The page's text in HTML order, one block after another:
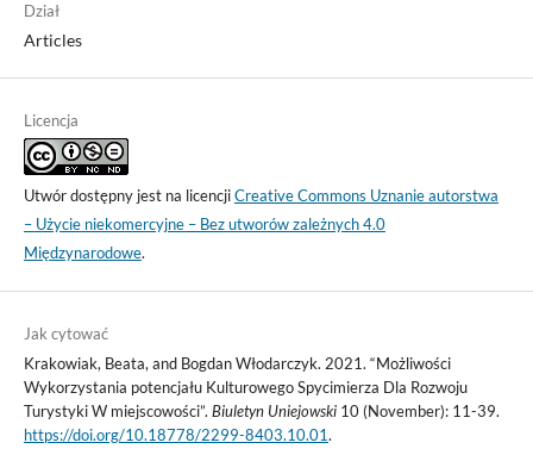
Dział
Articles
Licencja
Utwór dostępny jest na licencjiCreative Commons Uznanie autorstwa
– Użycie niekomercyjne – Bez utworów zależnych 4.0
Międzynarodowe.
Jak cytować
Krakowiak, Beata, and Bogdan Włodarczyk. 2021. “Możliwości
Wykorzystania potencjału Kulturowego Spycimierza Dla Rozwoju
Turystyki W miejscowości”. Biuletyn Uniejowski10 (November): 11-39.
https://doi.org/10.18778/2299-8403.10.01.